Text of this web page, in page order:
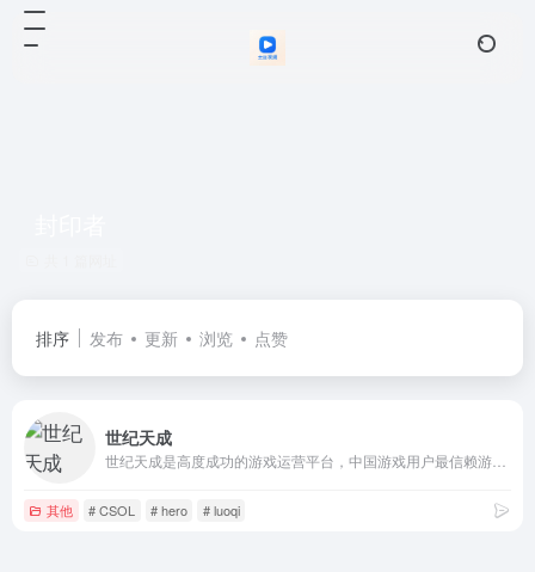
排序 发布 更新 浏览 点赞
世纪天成
其他 # CSOL # hero # luoqi